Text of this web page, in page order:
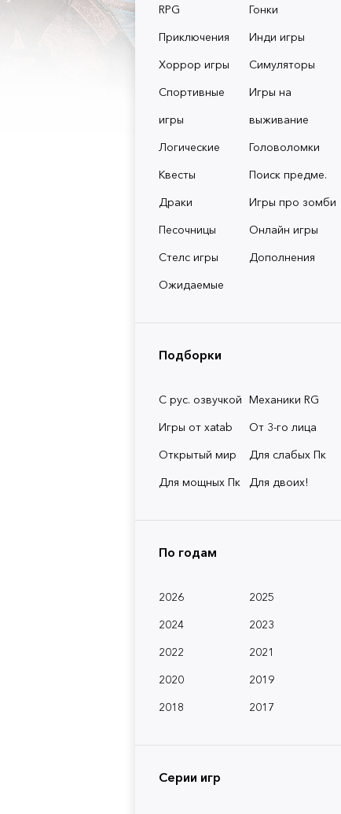
RPG
Гонки
Приключения
Инди игры
Хоррор игры
Симуляторы
Спортивные
игры
Игры на
выживание
Логические
Головоломки
Квесты
Поиск предме.
Драки
Игры про зомби
Песочницы
Онлайн игры
Стелс игры
Дополнения
Ожидаемые
Подборки
С рус. озвучкой Механики RG
Игры от xatab
От 3-го лица
Открытый мир
Для слабых Пк
Для мощных Пк
Для двоих!
По годам
2026
2025
2024
2023
2022
2021
2020
2019
2018
2017
Серии игр